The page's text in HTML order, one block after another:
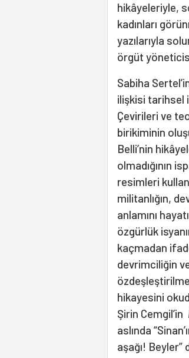
hikâyeleriyle,
kadınları
yazılarıyla
örgüt
Sabiha
ilişkisi tarihsel
Çevirileri ve
birikiminin
Belli’nin
olmadığının
resimleri
militanlığın,
anlamını
özgürlük
kaçmadan
devrimciliğin
hikayesini
Şirin Cemgil’in
aslında
aşağı! Beyler”